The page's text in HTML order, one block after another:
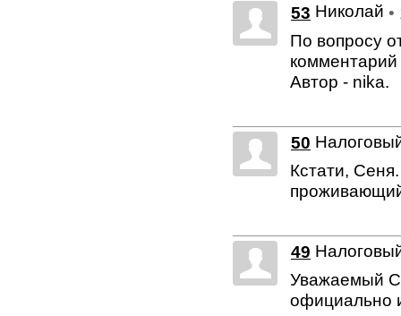
53 Николай
По вопросу
Автор - nika.
50
Кстати,
49
Уважаемый
официально